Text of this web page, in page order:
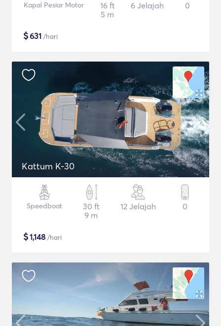
Kapal Pesiar Motor
16 ft
5 m
6 Jelajah 0
$631 /hari
Kattum K-30
Speedboat
30 ft
9 m
12 Jelajah 0
$1,148 /hari